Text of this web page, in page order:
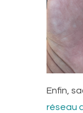
Enfin,
réseau